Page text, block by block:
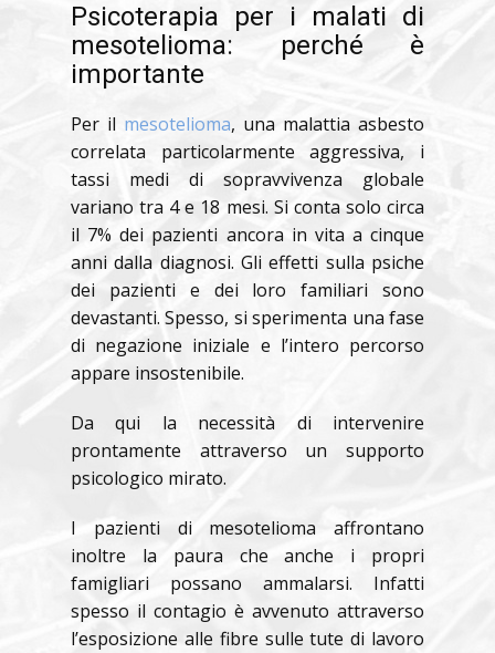
Psicoterapia per i malati di
mesotelioma: perché è
importante
Per il mesotelioma, una malattia asbesto
correlata particolarmente aggressiva, i
tassi medi di sopravvivenza globale
variano tra 4 e 18 mesi. Si conta solo circa
il 7% dei pazienti ancora in vita a cinque
anni dalla diagnosi. Gli effetti sulla psiche
dei pazienti e dei loro familiari sono
devastanti. Spesso, si sperimenta una fase
di negazione iniziale e l’intero percorso
appare insostenibile.
Da qui la necessità di intervenire
prontamente attraverso un supporto
psicologico mirato.
I pazienti di mesotelioma affrontano
inoltre la paura che anche i propri
famigliari possano ammalarsi. Infatti
spesso il contagio è avvenuto attraverso
l’esposizione alle fibre sulle tute di lavoro